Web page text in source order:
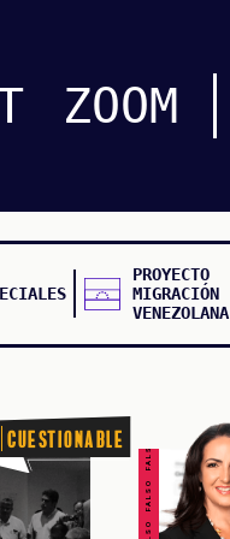
ZOOM
PROYECTO
MIGRACIÓN
VENEZOLANA
Cuestionable